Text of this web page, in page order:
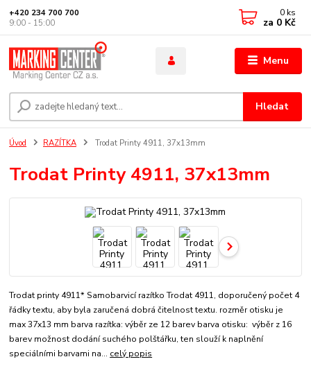
Menu
Hledat
+420 234 700 700
9:00 - 15:00
0 ks
za 0 Kč
Úvod RAZÍTKA Trodat Printy 4911, 37x13mm
Trodat Printy 4911, 37x13mm
Trodat printy 4911* Samobarvicí razítko Trodat 4911, doporučený počet 4
řádky textu, aby byla zaručená dobrá čitelnost textu. rozměr otisku je
max 37x13 mm barva razítka: výběr ze 12 barev barva otisku: výběr z 16
barev možnost dodání suchého polštářku, ten slouží k naplnění
speciálními barvami na... celý popis